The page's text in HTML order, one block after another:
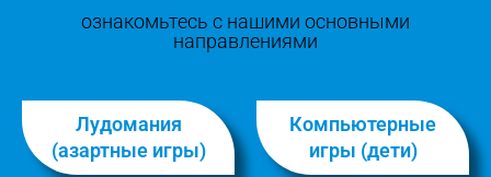
ознакомьтесь с нашими основными
направлениями
Лудомания
(азартные игры)
Компьютерные
игры (дети)